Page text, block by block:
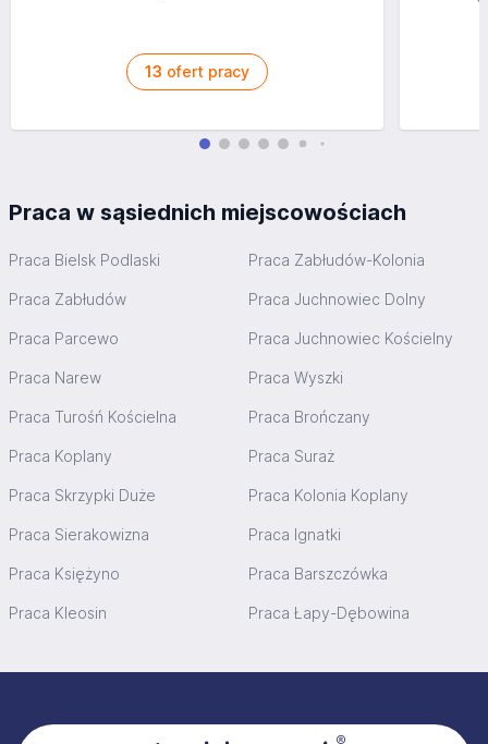
13 ofert pracy
Praca w sąsiednich miejscowościach
Praca Bielsk Podlaski Praca Zabłudów-Kolonia
Praca Zabłudów Praca Juchnowiec Dolny
Praca Parcewo Praca Juchnowiec Kościelny
Praca Narew Praca Wyszki
Praca Turośń Kościelna Praca Brończany
Praca Koplany Praca Suraż
Praca Skrzypki Duże Praca Kolonia Koplany
Praca Sierakowizna Praca Ignatki
Praca Księżyno Praca Barszczówka
Praca Kleosin Praca Łapy-Dębowina